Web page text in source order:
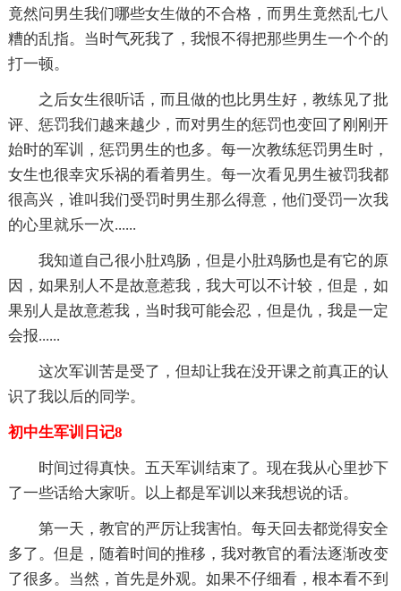
竟然问男生我们哪些女生做的不合格，而男生竟然乱七八
糟的乱指。当时气死我了，我恨不得把那些男生一个个的
打一顿。
之后女生很听话，而且做的也比男生好，教练见了批
评、惩罚我们越来越少，而对男生的惩罚也变回了刚刚开
始时的军训，惩罚男生的也多。每一次教练惩罚男生时，
女生也很幸灾乐祸的看着男生。每一次看见男生被罚我都
很高兴，谁叫我们受罚时男生那么得意，他们受罚一次我
的心里就乐一次......
我知道自己很小肚鸡肠，但是小肚鸡肠也是有它的原
因，如果别人不是故意惹我，我大可以不计较，但是，如
果别人是故意惹我，当时我可能会忍，但是仇，我是一定
会报......
这次军训苦是受了，但却让我在没开课之前真正的认
识了我以后的同学。
初中生军训日记8
时间过得真快。五天军训结束了。现在我从心里抄下
了一些话给大家听。以上都是军训以来我想说的话。
第一天，教官的严厉让我害怕。每天回去都觉得安全
多了。但是，随着时间的推移，我对教官的看法逐渐改变
了很多。当然，首先是外观。如果不仔细看，根本看不到